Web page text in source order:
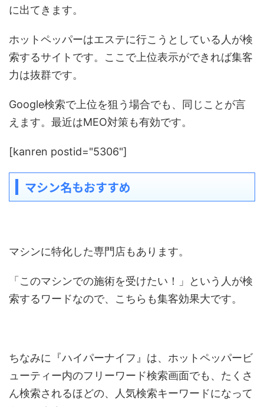
に出てきます。
ホットペッパーはエステに行こうとしている人が検
索するサイトです。ここで上位表示ができれば集客
力は抜群です。
Google検索で上位を狙う場合でも、同じことが言
えます。最近はMEO対策も有効です。
[kanren postid="5306"]
マシン名もおすすめ
マシンに特化した専門店もあります。
「このマシンでの施術を受けたい！」という人が検
索するワードなので、こちらも集客効果大です。
ちなみに『ハイパーナイフ』は、ホットペッパービ
ューティー内のフリーワード検索画面でも、たくさ
ん検索されるほどの、人気検索キーワードになって